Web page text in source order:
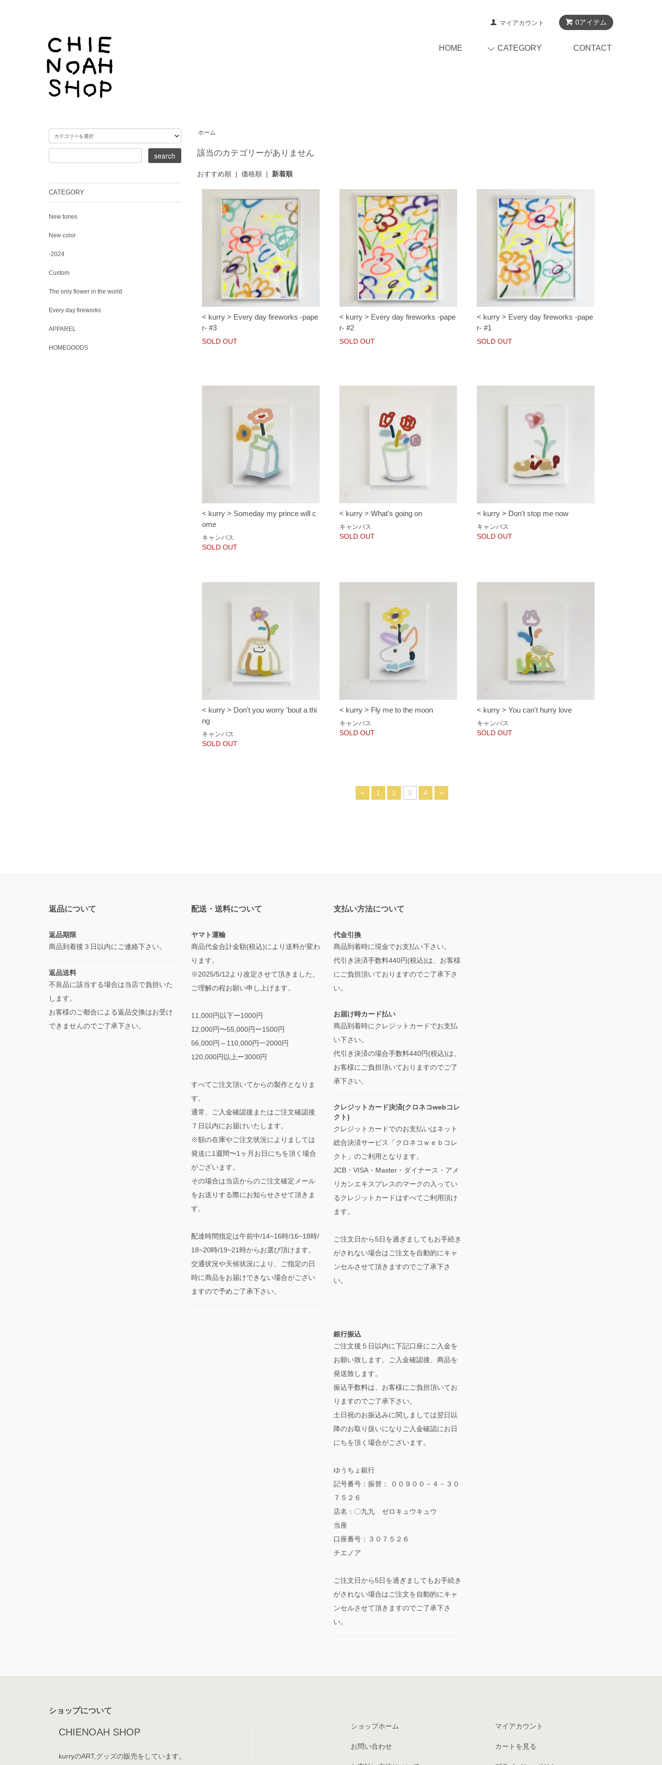
0アイテム
マイアカウント
HOME CATEGORY CONTACT
ホーム
該当のカテゴリーがありません
おすすめ順| 価格順| 新着順
< kurry > Every day fireworks -pape
r- #3
SOLD OUT
< kurry > Every day fireworks -pape
r- #2
SOLD OUT
< kurry > Every day fireworks -pape
r- #1
SOLD OUT
< kurry > Someday my prince will c
ome
キャンバス
SOLD OUT
< kurry > What's going on
キャンバス
SOLD OUT
< kurry > Don't stop me now
キャンバス
SOLD OUT
< kurry > Don't you worry 'bout a thi
ng
キャンバス
SOLD OUT
< kurry > Fly me to the moon
キャンバス
SOLD OUT
< kurry > You can't hurry love
キャンバス
SOLD OUT
< 1 2 3 4 >
CATEGORY
New tones
New color
-2024
Custom
The only flower in the world
Every day fireworks
APPAREL
HOMEGOODS
返品について
返品期限
商品到着後３日以内にご連絡下さい。
返品送料
不良品に該当する場合は当店で負担いた
します。
お客様のご都合による返品交換はお受け
できませんのでご了承下さい。
配送・送料について
ヤマト運輸
商品代金合計金額(税込)により送料が変わ
ります。
※2025/5/12より改定させて頂きました。
ご理解の程お願い申し上げます。
11,000円以下ー1000円
12,000円〜55,000円ー1500円
56,000円～110,000円一2000円
120,000円以上ー3000円
すべてご注文頂いてからの製作となりま
す。
通常、ご入金確認後またはご注文確認後
７日以内にお届けいたします。
※額の在庫やご注文状況によりましては
発送に1週間〜1ヶ月お日にちを頂く場合
がございます。
その場合は当店からのご注文確定メール
をお送りする際にお知らせさせて頂きま
す。
配達時間指定は午前中/14~16時/16~18時/
18~20時/19~21時からお選び頂けます。
交通状況や天候状況により、ご指定の日
時に商品をお届けできない場合がござい
ますので予めご了承下さい。
支払い方法について
代金引換
商品到着時に現金でお支払い下さい。
代引き決済手数料440円(税込)は、お客様
にご負担頂いておりますのでご了承下さ
い。
お届け時カード払い
商品到着時にクレジットカードでお支払
い下さい。
代引き決済の場合手数料440円(税込)は、
お客様にご負担頂いておりますのでご了
承下さい。
クレジットカード決済(クロネコwebコレ
クト)
クレジットカードでのお支払いはネット
総合決済サービス「クロネコｗｅｂコレ
クト」のご利用となります。
JCB・VISA・Master・ダイナース・アメ
リカンエキスプレスのマークの入ってい
るクレジットカードはすべてご利用頂け
ます。
ご注文日から5日を過ぎましてもお手続き
がされない場合はご注文を自動的にキャ
ンセルさせて頂きますのでご了承下さ
い。
銀行振込
ご注文後５日以内に下記口座にご入金を
お願い致します。ご入金確認後、商品を
発送致します。
振込手数料は、お客様にご負担頂いてお
りますのでご了承下さい。
土日祝のお振込みに関しましては翌日以
降のお取り扱いになりご入金確認にお日
にちを頂く場合がございます。
ゆうちょ銀行
記号番号：振替： ００９００－４－３０
７５２６
店名：〇九九 ゼロキュウキュウ
当座
口座番号：３０７５２６
チエノア
ご注文日から5日を過ぎましてもお手続き
がされない場合はご注文を自動的にキャ
ンセルさせて頂きますのでご了承下さ
い。
ショップについて
CHIENOAH SHOP
kurryのART,グッズの販売をしています。
ショップホーム
お問い合わせ
マイアカウント
カートを見る